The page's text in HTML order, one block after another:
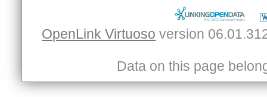
OpenLink Virtuoso
Data on this page